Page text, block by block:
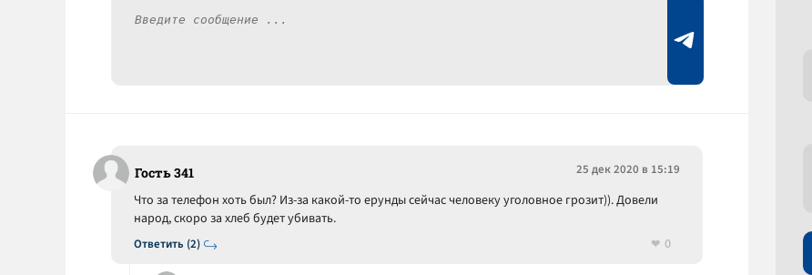
Гость 341 25 дек 2020 в 15:19
Ответить (2)
Что за телефон хоть был? Из-за какой-то ерунды сейчас человеку уголовное грозит)). Довели
народ, скоро за хлеб будет убивать.
0